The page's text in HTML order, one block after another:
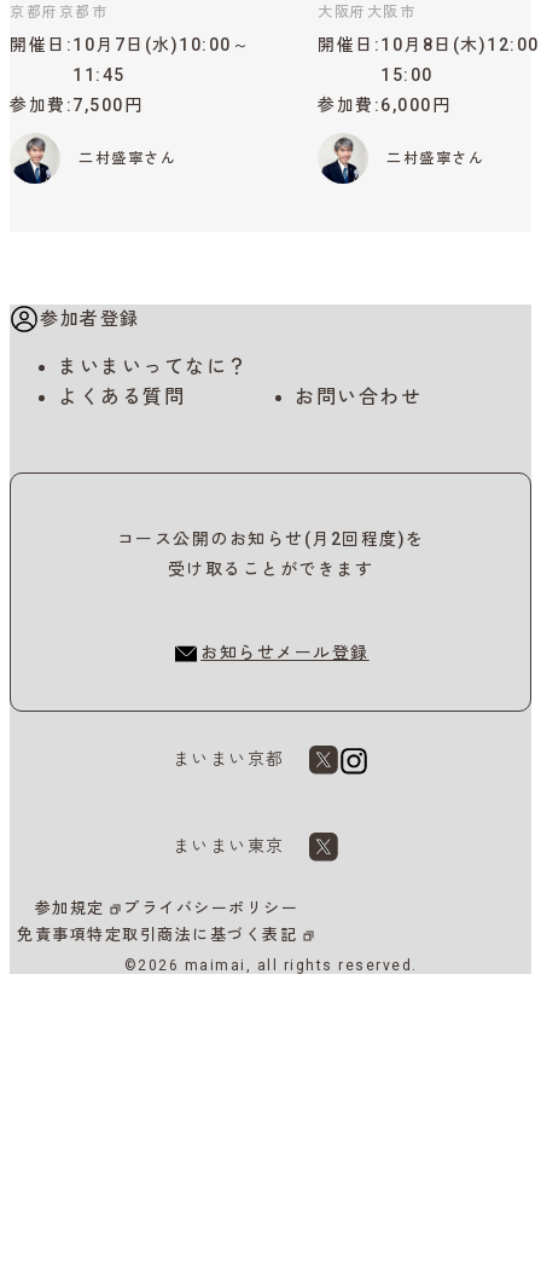
京都府京都市
開催日
10月7日(水)10:00～
11:45
参加費 7,500円
二村盛寧さん
大阪府大阪市
開催日
10月8日(木
15:00
参加費 6,000円
二村盛寧さん
参加者登録
まいまいってなに？
よくある質問
お問い合わせ
コース公開のお知らせ(月2回程度)を
受け取ることができます
お知らせメール登録
まいまい京都
まいまい東京
参加規定
プライバシーポリシー
免責事項特定取引商法に基づく表記
©2026 maimai, all rights reserved.